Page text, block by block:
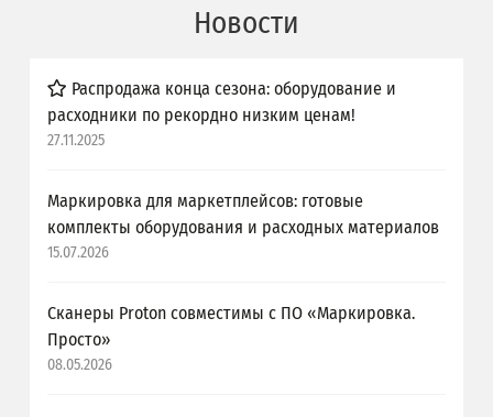
Новости
Распродажа конца сезона: оборудование и
расходники по рекордно низким ценам!
27.11.2025
Маркировка для маркетплейсов: готовые
комплекты оборудования и расходных материалов
15.07.2026
Сканеры Proton совместимы с ПО «Маркировка.
Просто»
08.05.2026